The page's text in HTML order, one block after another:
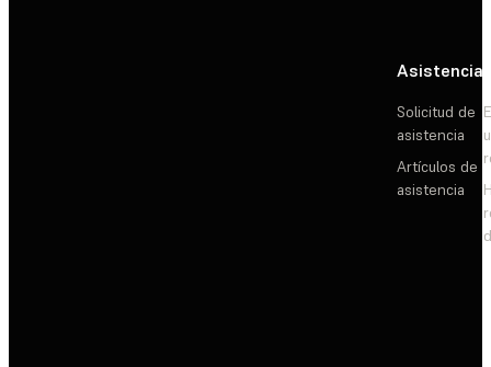
Asistencia
Solicitud de
asistencia
Artículos de
asistencia